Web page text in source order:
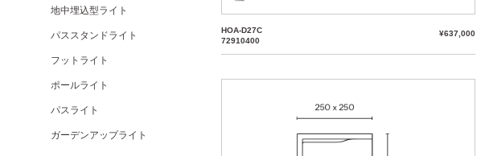
地中埋込型ライト
パススタンドライト
フットライト
ポールライト
パスライト
ガーデンアップライト
HOA-D27C
72910400
¥637,000